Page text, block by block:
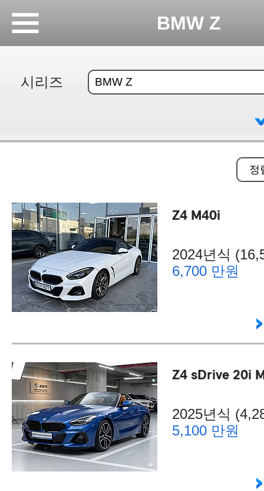
BMW Z
시리즈
Z4 M40i
2024년식
6,700 만원
Z4 sDrive 20i
2025년식
5,100 만원